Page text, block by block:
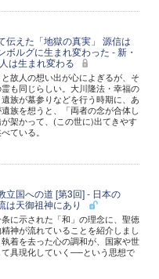
伝えた「地獄の真実」 源信は
ボルグに生まれ変わった - 新・
は生まれ変わる
故人の想い出が心によぎるが、そ
も同じらしい。大川隆法・幸福の
族が墓参りなどを行う時期に、あ
族を想うと、「両者の念が合体し
架かって、(この世に)出てきやす
ている。
立国への道 [第3回] - 日本の
は天御祖神にあり
に示された「和」の理念に、聖徳
神が流れていることを紹介しまし
着を去った心の調和が、国家や世
具現化していく──という思想で